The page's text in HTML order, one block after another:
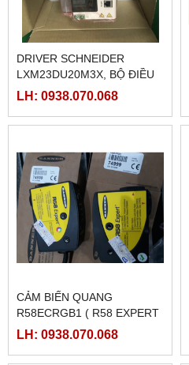
DRIVER SCHNEIDER
LXM23DU20M3X, BỘ ĐIỀU
KHIỂN SERVO
LH: 0938.070.068
CẢM BIẾN QUANG
R58ECRGB1 ( R58 EXPERT
BANNER)
LH: 0938.070.068